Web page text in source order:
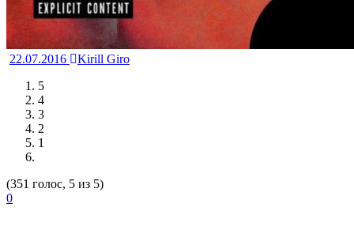
22.07.2016
Kirill Giro
5
4
3
2
1
(351 голос, 5 из 5)
0